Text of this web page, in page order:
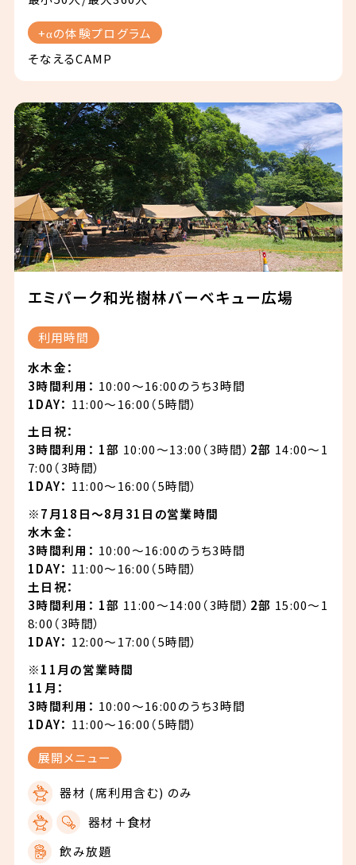
+αの体験プログラム
そなえるCAMP
エミパーク和光樹林バーベキュー広場
利用時間
水木金：
3時間利用： 10:00～16:00のうち3時間
1DAY： 11:00～16:00（5時間）
土日祝：
3時間利用： 1部 10:00～13:00（3時間） 2部 14:00～1
7:00（3時間）
1DAY： 11:00～16:00（5時間）
※7月18日～8月31日の営業時間
水木金：
3時間利用： 10:00～16:00のうち3時間
1DAY： 11:00～16:00（5時間）
土日祝：
3時間利用： 1部 11:00～14:00（3時間） 2部 15:00～1
8:00（3時間）
1DAY： 12:00～17:00（5時間）
※11月の営業時間
11月：
3時間利用： 10:00～16:00のうち3時間
1DAY： 11:00～16:00（5時間）
展開メニュー
器材 (席利用含む) のみ
器材＋食材
飲み放題